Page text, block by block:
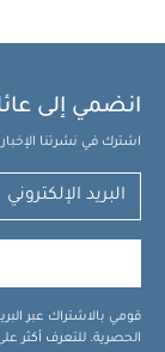
انضمي إلى
اشترك في نشرتنا
قومي بالاشتراك عبر
الحصرية. للتعرف أكثر